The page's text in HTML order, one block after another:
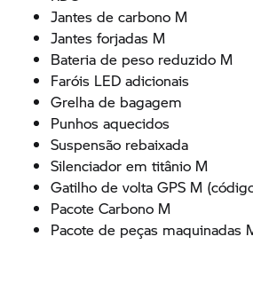
Jantes de carbono M
Jantes forjadas M
Bateria de peso reduzido M
Faróis LED adicionais
Grelha de bagagem
Punhos aquecidos
Suspensão rebaixada
Silenciador em titânio M
Gatilho de volta GPS M
Pacote Carbono M
Pacote de peças maquinadas